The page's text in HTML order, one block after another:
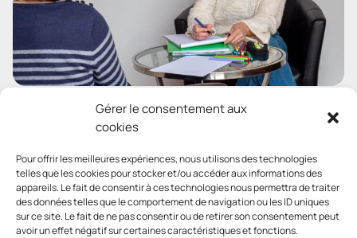
Gérer le consentement aux
cookies
Pour offrir les meilleures expériences, nous utilisons des technologies
telles que les cookies pour stocker et/ou accéder aux informations des
appareils. Le fait de consentir à ces technologies nous permettra de traiter
des données telles que le comportement de navigation ou les ID uniques
sur ce site. Le fait de ne pas consentir ou de retirer son consentement peut
avoir un effet négatif sur certaines caractéristiques et fonctions.